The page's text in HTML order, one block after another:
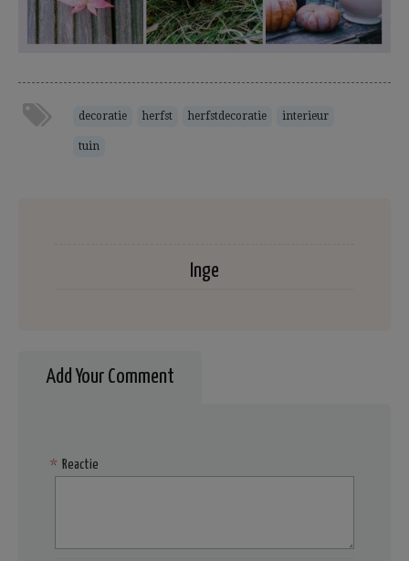
decoratie herfst herfstdecoratie interieur
tuin
Inge
Add Your Comment
Reactie
*